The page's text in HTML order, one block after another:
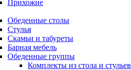
Прихожие
Обеденные столы
Стулья
Скамьи и табуреты
Барная мебель
Обеденные группы
Комплекты из стола и стульев